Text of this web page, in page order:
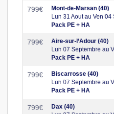
799€
Mont-de-Marsan (40)
Lun 31 Aout au Ven
Pack PE + HA
799€
Aire-sur-l’Adour (40)
Lun 07 Septembre au
Pack PE + HA
799€
Biscarrosse (40)
Lun 07 Septembre au
Pack PE + HA
799€
Dax (40)